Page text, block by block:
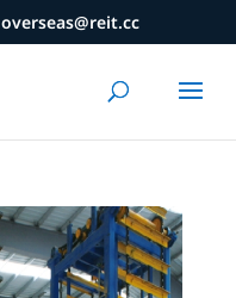
overseas@reit.cc